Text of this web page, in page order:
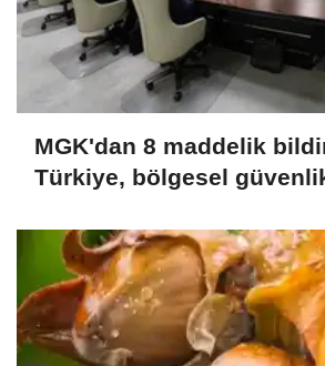
MGK'dan 8 maddelik
Türkiye, bölgesel